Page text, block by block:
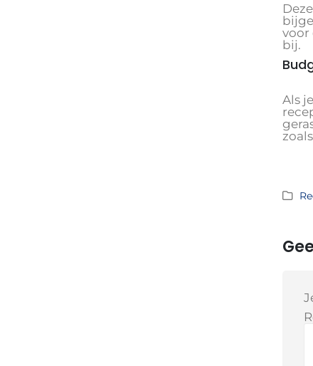
voor
bij.
Als